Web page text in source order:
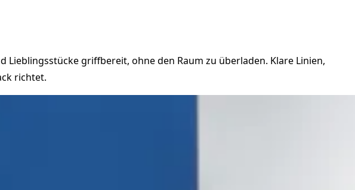
griffbereit, ohne den Raum zu überladen. Klare Linien,
richtet.